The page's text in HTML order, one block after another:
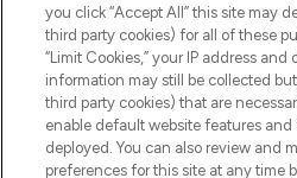
HILFE &
ÜBER
you click “Accept All” this site may
third party cookies) for all of these
“Limit Cookies,” your IP address and
information may still be collected
third party cookies) that are
enable default website features
deployed. You can also review and
preferences for this site at any time